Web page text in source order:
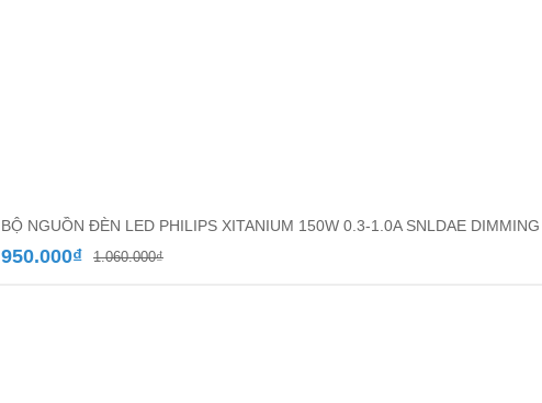
BỘ NGUỒN ĐÈN LED PHILIPS XITANIUM 150W 0.3-1.0A SNLDAE DIMMING
1.060.000₫Giá
950.000₫
Giá